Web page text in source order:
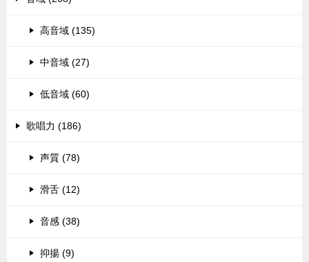
高音域 (135)
中音域 (27)
低音域 (60)
歌唱力 (186)
声質 (78)
滑舌 (12)
音感 (38)
抑揚 (9)